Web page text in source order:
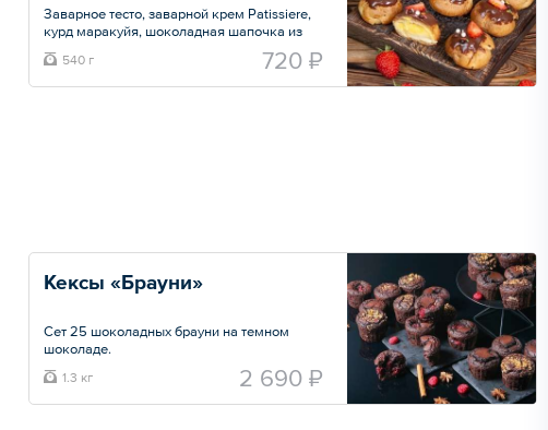
Заварное тесто, заварной крем Patissiere,
курд маракуйя, шоколадная шапочка из
молочного шоколада.
— 9 шт.
540 г 720 ₽
Кексы «Брауни»
Сет 25 шоколадных брауни на темном
шоколаде.
Грецкий орех — 5 шт.
Кокос — 5 шт.
1.3 кг 2 690 ₽